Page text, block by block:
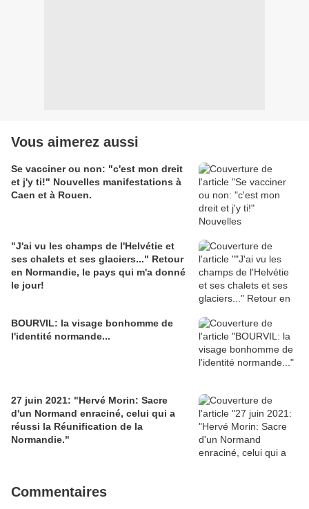
Vous aimerez aussi
Se vacciner ou non: "c'est mon dreit
et j'y ti!" Nouvelles manifestations à
Caen et à Rouen.
"J'ai vu les champs de l'Helvétie et
ses chalets et ses glaciers..." Retour
en Normandie, le pays qui m'a donné
le jour!
BOURVIL: la visage bonhomme de
l'identité normande...
27 juin 2021: "Hervé Morin: Sacre
d'un Normand enraciné, celui qui a
réussi la Réunification de la
Normandie."
Commentaires